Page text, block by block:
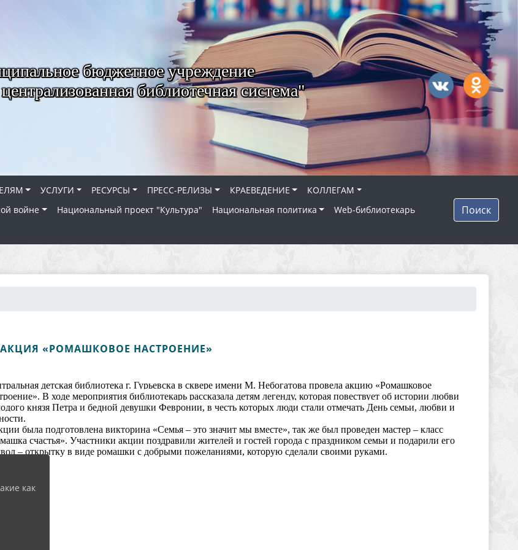
бюджетное учреждение
библиотечная система"
УСЛУГИ РЕСУРСЫ ПРЕСС-РЕЛИЗЫ КРАЕВЕДЕНИЕ
КОЛЛЕГАМ
войне Национальный проект "Культура" Национальная политика
Web-библиотекарь
Поиск
АКЦИЯ «РОМАШКОВОЕ НАСТРОЕНИЕ»
детская библиотека г. Гурьевска в сквере имени М. Небогатова провела акцию «Ромашковое
В ходе мероприятия библиотекарь рассказала детям легенду, которая повествует об истории любви
князя Петра и бедной девушки Февронии, в честь которых люди стали отмечать День семьи, любви и
была подготовлена викторина «Семья – это значит мы вместе», так же был проведен мастер – класс
счастья». Участники акции поздравили жителей и гостей города с праздником семьи и подарили его
– открытку в виде ромашки с добрыми пожеланиями, которую сделали своими руками.
как